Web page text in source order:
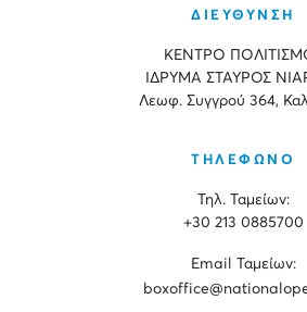
ΔΙΕΥΘΥΝΣΗ
ΚΕΝΤΡΟ
ΙΔΡΥΜΑ ΣΤΑΥΡΟΣ
Λεωφ. Συγγρού 364,
ΤΗΛΕΦΩΝΟ
Τηλ. Ταμείων:
+30 213 0885700
Εmail Ταμείων: